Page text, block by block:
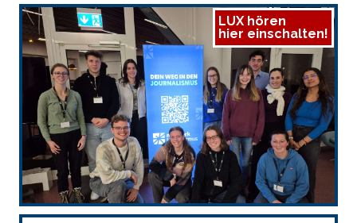
LUX hören
hier einschalten!